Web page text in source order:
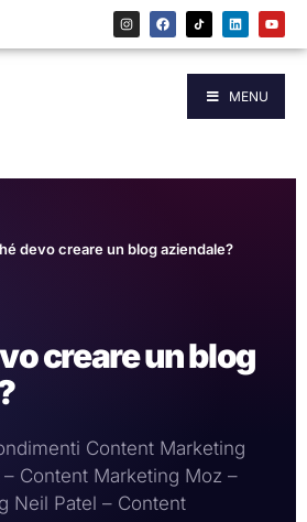
MENU
devo creare un blog aziendale?
creare un blog
Content Marketing
Content Marketing Moz –
Neil Patel – Content